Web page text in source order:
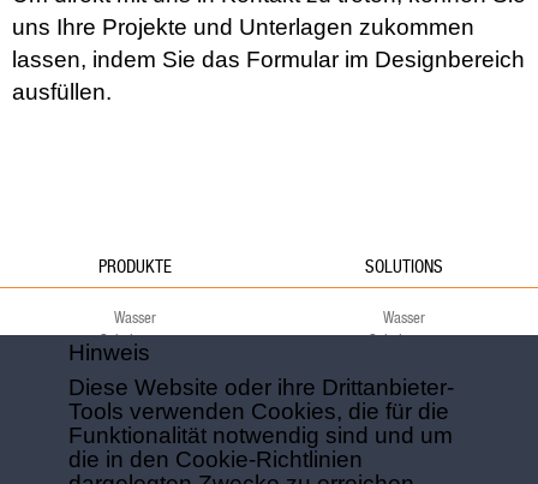
uns Ihre Projekte und Unterlagen zukommen
lassen, indem Sie das Formular im Designbereich
ausfüllen.
PRODUKTE
Wasser
Schalungen
Fundamente
Decke
Grün
Umwelt
Sport
SOLUTIONS
Wasser
Schalungen
Decke
Grün
Umwelt
Hinweis
Diese Website oder ihre Drittanbieter-
Tools verwenden Cookies, die für die
Funktionalität notwendig sind und um
die in den Cookie-Richtlinien